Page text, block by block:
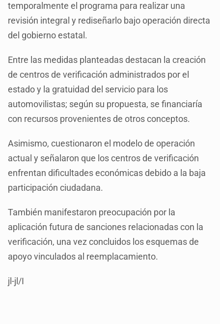
temporalmente el programa para realizar una
revisión integral y rediseñarlo bajo operación directa
del gobierno estatal.
Entre las medidas planteadas destacan la creación
de centros de verificación administrados por el
estado y la gratuidad del servicio para los
automovilistas; según su propuesta, se financiaría
con recursos provenientes de otros conceptos.
Asimismo, cuestionaron el modelo de operación
actual y señalaron que los centros de verificación
enfrentan dificultades económicas debido a la baja
participación ciudadana.
También manifestaron preocupación por la
aplicación futura de sanciones relacionadas con la
verificación, una vez concluidos los esquemas de
apoyo vinculados al reemplacamiento.
jl-jl/I